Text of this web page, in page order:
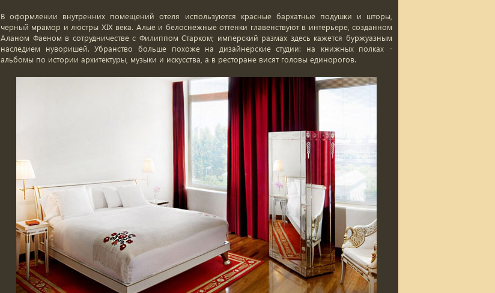
В оформлении внутренних помещений отеля используются красные бархатные подушки и шторы,
черный мрамор и люстры XIX века. Алые и белоснежные оттенки главенствуют в интерьере, созданном
Аланом Фаеном в сотрудничестве с Филиппом Старком; имперский размах здесь кажется буржуазным
наследием нуворишей. Убранство больше похоже на дизайнерские студии: на книжных полках -
альбомы по истории архитектуры, музыки и искусства, а в ресторане висят головы единорогов.